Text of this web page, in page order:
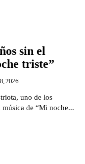
sin el
triste”
2026
uno de los
de “Mi noche...